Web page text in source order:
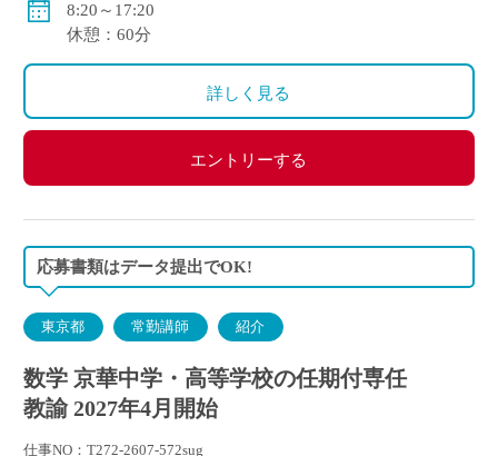
●その他手当：扶養手当・職務手当・役職手当
●保険等：私学共済、労災保険、雇用保険
8:20～17:20
休憩：60分
詳しく見る
エントリーする
応募書類はデータ提出でOK!
東京都 常勤講師 紹介
数学 京華中学・高等学校の任期付専任
教諭 2027年4月開始
仕事NO：T272-2607-572sug